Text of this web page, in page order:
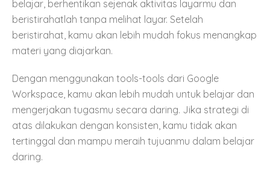
belajar, berhentikan sejenak aktivitas layarmu dan
beristirahatlah tanpa melihat layar. Setelah
beristirahat, kamu akan lebih mudah fokus menangkap
materi yang diajarkan.
Dengan menggunakan tools-tools dari Google
Workspace, kamu akan lebih mudah untuk belajar dan
mengerjakan tugasmu secara daring. Jika strategi di
atas dilakukan dengan konsisten, kamu tidak akan
tertinggal dan mampu meraih tujuanmu dalam belajar
daring.